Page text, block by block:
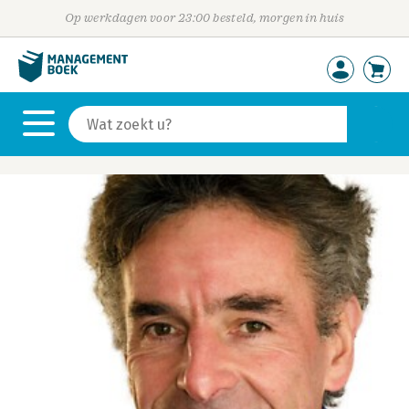
Op werkdagen voor 23:00 besteld, morgen in huis